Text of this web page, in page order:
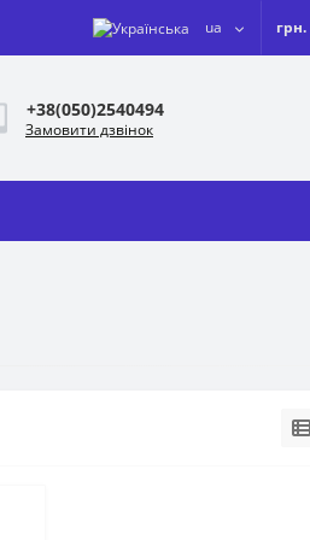
ua грн.
+38(050)2540494
Замовити дзвінок